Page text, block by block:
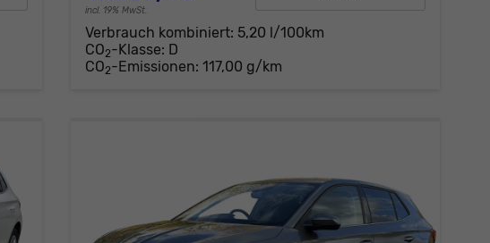
incl. 19% MwSt.
Verbrauch kombiniert: 5,20 l/100km
CO2-Klasse: D
CO2-Emissionen: 117,00 g/km